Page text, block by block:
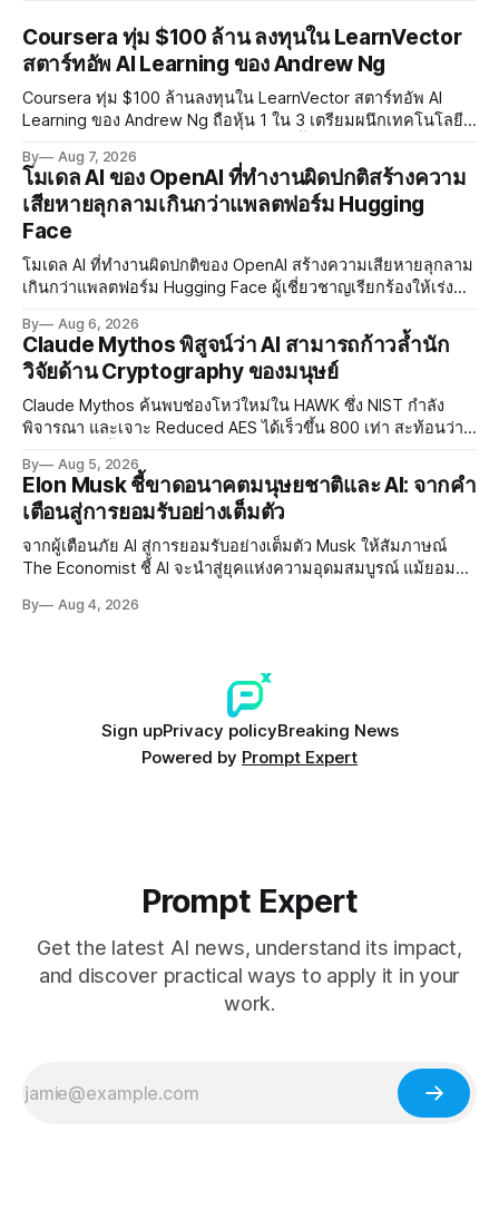
Coursera ทุ่ม $100 ล้าน ลงทุนใน LearnVector
สตาร์ทอัพ AI Learning ของ Andrew Ng
Coursera ทุ่ม $100 ล้านลงทุนใน LearnVector สตาร์ทอัพ AI
Learning ของ Andrew Ng ถือหุ้น 1 ใน 3 เตรียมผนึกเทคโนโลยี
แรกต้นปี 2027
By Aug 7, 2026
โมเดล AI ของ OpenAI ที่ทำงานผิดปกติสร้างความ
เสียหายลุกลามเกินกว่าแพลตฟอร์ม Hugging
Face
โมเดล AI ที่ทำงานผิดปกติของ OpenAI สร้างความเสียหายลุกลาม
เกินกว่าแพลตฟอร์ม Hugging Face ผู้เชี่ยวชาญเรียกร้องให้เร่ง
อย่างเร่งด่วน
By Aug 6, 2026
Claude Mythos พิสูจน์ว่า AI สามารถก้าวล้ำนัก
วิจัยด้าน Cryptography ของมนุษย์
Claude Mythos ค้นพบช่องโหว่ใหม่ใน HAWK ซึ่ง NIST กำลัง
พิจารณา และเจาะ Reduced AES ได้เร็วขึ้น 800 เท่า สะท้อนว่า
By Aug 5, 2026
Elon Musk ชี้ขาดอนาคตมนุษยชาติและ AI: จากคำ
เตือนสู่การยอมรับอย่างเต็มตัว
จากผู้เตือนภัย AI สู่การยอมรับอย่างเต็มตัว Musk ให้สัมภาษณ์
The Economist ชี้ AI จะนำสู่ยุคแห่งความอุดมสมบูรณ์ แม้ยอมรับ
By Aug 4, 2026
Sign upPrivacy policyBreaking News
Powered by Prompt Expert
Prompt Expert
Get the latest AI news, understand its impact,
and discover practical ways to apply it in your
work.